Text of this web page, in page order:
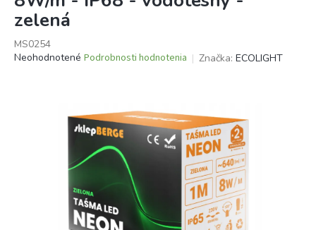
zelená
MS0254
Priemerné
Neohodnotené Podrobnosti hodnotenia Značka: ECOLIGHT